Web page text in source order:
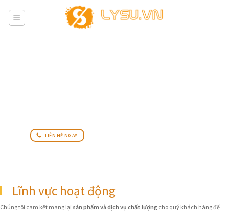
LIÊN HỆ NGAY
Lĩnh vực hoạt động
Chúng tôi cam kết mang lại sản phẩm và dịch vụ chất lượng cho quý khách hàng để